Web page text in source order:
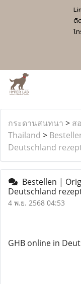
ติ
โ
กระดานสนทนา > ส
Thailand >
Deutschland
Bestellen |
Deutschland
4 พ.ย. 2568 04:53
GHB online in